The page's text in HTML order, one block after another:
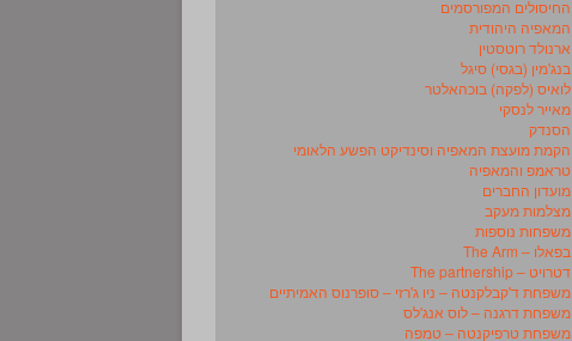
החיסולים המפורסמים
המאפיה היהודית
ארנולד רוטסטין
בנג'מין (בגסי) סיגל
לואיס (לפקה) בוכהאלטר
מאייר לנסקי
הסנדק
הקמת מועצת המאפיה וסינדיקט הפשע הלאומי
טראמפ והמאפיה
מועדון החברים
מצלמות מעקב
משפחות נוספות
בפאלו – The Arm
דטרויט – The partnership
משפחת ד'קבלקנטה – ניו ג'רזי – סופרנוס האמיתיים
משפחת דרגנה – לוס אנג'לס
משפחת טרפיקנטה – טמפה